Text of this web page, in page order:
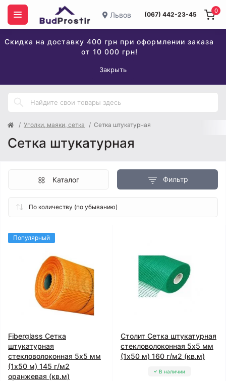
Львов (067) 442-23-45
Скидка на доставку 400 грн при оформлении заказа
от 10 000 грн!
Закрыть
0
Уголки, маяки, сетка Сетка штукатурная
Сетка штукатурная
Фильтр
Каталог
Популярный
Fiberglass Сетка
штукатурная
стекловолоконная 5x5 мм
(1x50 м) 145 г/м2
оранжевая (кв.м)
Столит Сетка штукатурная
стекловолоконная 5x5 мм
(1x50 м) 160 г/м2 (кв.м)
В наличии